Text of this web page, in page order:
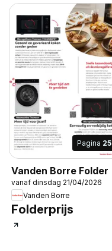
Pagina 25
Vanden Borre Folder
vanaf dinsdag 21/04/2026
Vanden Borre
Folderprijs